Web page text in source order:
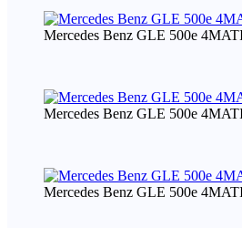
Mercedes Benz GLE 500e
Mercedes Benz GLE 500e
Mercedes Benz GLE 500e